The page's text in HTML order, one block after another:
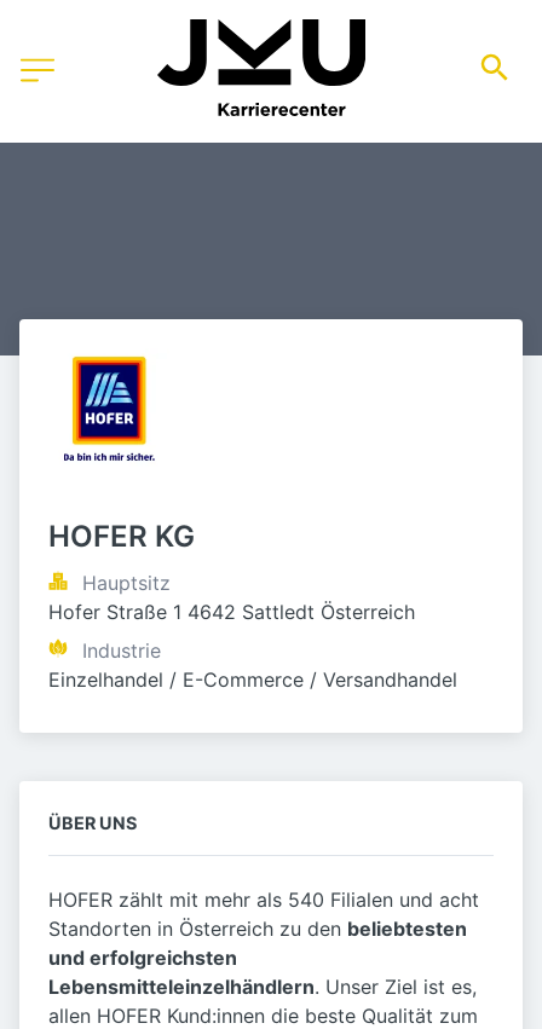
HOFER KG
Hauptsitz
Hofer Straße 1 4642 Sattledt Österreich
Industrie
Einzelhandel / E-Commerce / Versandhandel
ÜBER UNS
HOFER zählt mit mehr als 540 Filialen und acht
Standorten in Österreich zu den beliebtesten
und erfolgreichsten
Lebensmitteleinzelhändlern. Unser Ziel ist es,
allen HOFER Kund:innen die beste Qualität zum